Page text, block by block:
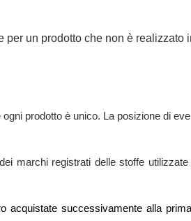
per un prodotto che non è realizzato
prodotto è unico. La posizione di
marchi registrati delle stoffe utilizzate
acquistate successivamente alla